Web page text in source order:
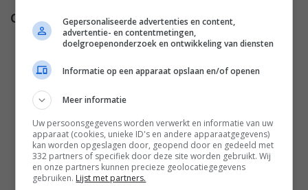
Cast Hiromi Demura,Shoko
Fukunaga,Yuichiro Ito
Rira
Tsugumi Kugai,Maiko Mihara
Shibutani ,Reina Shiihashi,
Yoshio Shin,Yasunobu Tanabe,
Sachie Tanaka.
Gepersonaliseerde advertenties en content,
advertentie- en contentmetingen,
doelgroepenonderzoek en ontwikkeling van diensten
Informatie op een apparaat opslaan en/of openen
Meer informatie
Uw persoonsgegevens worden verwerkt en informatie van uw
apparaat (cookies, unieke ID's en andere apparaatgegevens)
kan worden opgeslagen door, geopend door en gedeeld met
332 partners of specifiek door deze site worden gebruikt. Wij
en onze partners kunnen precieze geolocatiegegevens
gebruiken. Lijst met partners.